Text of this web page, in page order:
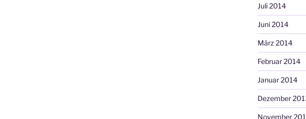
Juli 2014
Juni 2014
März 2014
Februar 2014
Januar 2014
Dezember
November